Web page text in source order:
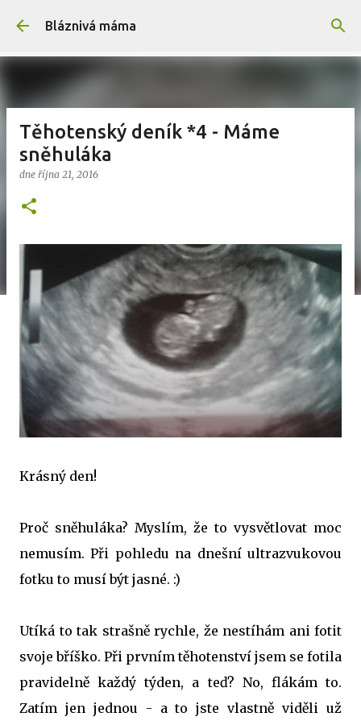
Přeskočit na hlavní obsah
Bláznivá máma
Těhotenský deník *4 - Máme
sněhuláka
dne října 21, 2016
Krásný den!
Proč sněhuláka? Myslím, že to vysvětlovat moc
nemusím. Při pohledu na dnešní ultrazvukovou
fotku to musí být jasné. :)
Utíká to tak strašně rychle, že nestíhám ani fotit
svoje bříško. Při prvním těhotenství jsem se fotila
pravidelně každý týden, a teď? No, flákám to.
Zatím jen jednou - a to jste vlastně viděli už